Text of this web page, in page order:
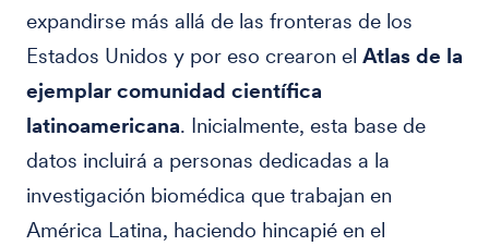
expandirse más allá de las fronteras de los
Estados Unidos y por eso crearon el Atlas de la
ejemplar comunidad científica
latinoamericana. Inicialmente, esta base de
datos incluirá a personas dedicadas a la
investigación biomédica que trabajan en
América Latina, haciendo hincapié en el